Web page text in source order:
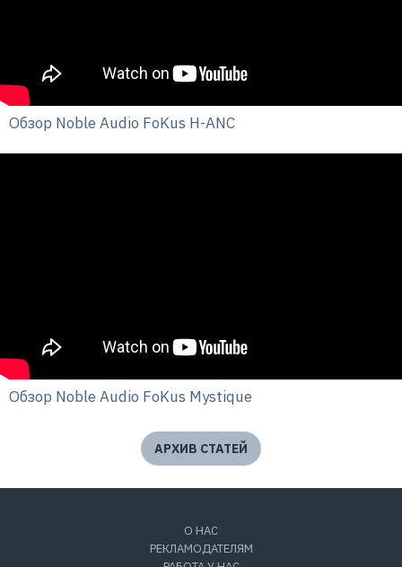
Обзор Noble Audio FoKus H-ANC
Обзор Noble Audio FoKus Mystique
АРХИВ СТАТЕЙ
О НАС
РЕКЛАМОДАТЕЛЯМ